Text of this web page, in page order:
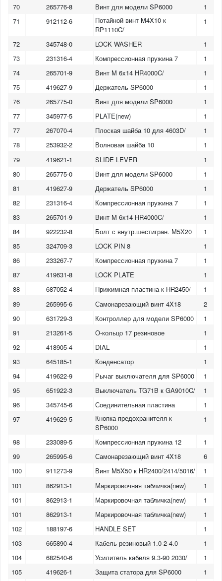
70 265776-8 Винт для модели SP6000
1
71
912112-6
Потайной винт M4X10 к
RP1110C/
1
72 345748-0 LOCK WASHER
1
73
231316-4 Компрессионная пружина 7
1
74
265701-9 Винт M 6x14 HR4000C/
1
75
419627-9 Держатель SP6000
1
76
265775-0 Винт для модели SP6000
1
77
345977-5 PLATE(new)
1
77
267070-4 Плоская шайба 10 для 4603D/
1
78
253932-2 Волновая шайба 10
1
79
419621-1 SLIDE LEVER
1
80
265775-0 Винт для модели SP6000
1
81
419627-9 Держатель SP6000
1
82
231316-4 Компрессионная пружина 7
1
83
265701-9 Винт M 6x14 HR4000C/
1
84
922232-8 Болт с внутр.шестигран. М5Х20
1
85
324709-3 LOCK PIN 8
1
86
233267-7 Компрессионная пружина 7
1
87
419631-8 LOCK PLATE
1
88
687052-4 Прижимная пластина к HR2450/
1
89
265995-6 Самонарезающий винт 4X18
2
90
631729-3 Контроллер для модели SP6000
1
91
213261-5 О-кольцо 17 резиновое
1
92
418905-4 DIAL
1
93
645185-1 Конденсатор
1
94
419622-9 Рычаг выключателя для SP6000
1
95
651922-3 Выключатель TG71B к GA9010C/
1
96
345745-6 Соединительная пластина
1
97
419629-5
Кнопка предохранителя к
SP6000
1
98 233089-5 Компрессионная пружина 12
1
99
265995-6 Самонарезающий винт 4X18
6
100
911273-9 Винт M5X50 к HR2400/2414/5016/
1
101
862913-1 Маркировочная табличка(new)
1
101
862913-1 Маркировочная табличка(new)
1
101
862913-1 Маркировочная табличка(new)
1
102
188197-6 HANDLE SET
1
103
665890-4 Кабель резиновый 1.0-2-4.0
1
104
682540-6 Усилитель кабеля 9.3-90 2030/
1
105
419626-1 Защита статора для SP6000
1